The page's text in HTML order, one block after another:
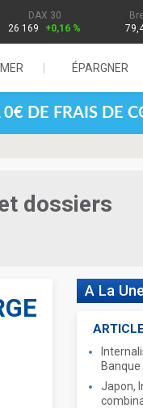
DAX 30
26 169
+0,16 %
ÉPARGNER
DE FRAIS DE
dossiers
A La
Banque
Japon,